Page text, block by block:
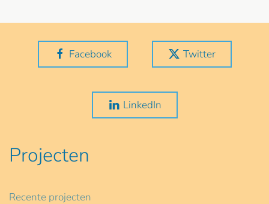
Facebook Twitter
LinkedIn
Projecten
Recente projecten